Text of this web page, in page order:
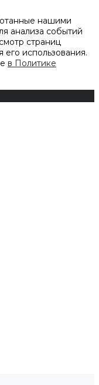
нашими
анализа событий
страниц
использования.
в Политике